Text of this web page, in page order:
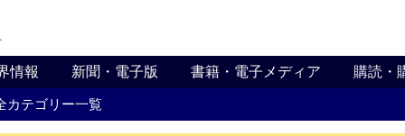
情報 新聞・電子版 書籍・電子メディア 購読・
カテゴリー一覧